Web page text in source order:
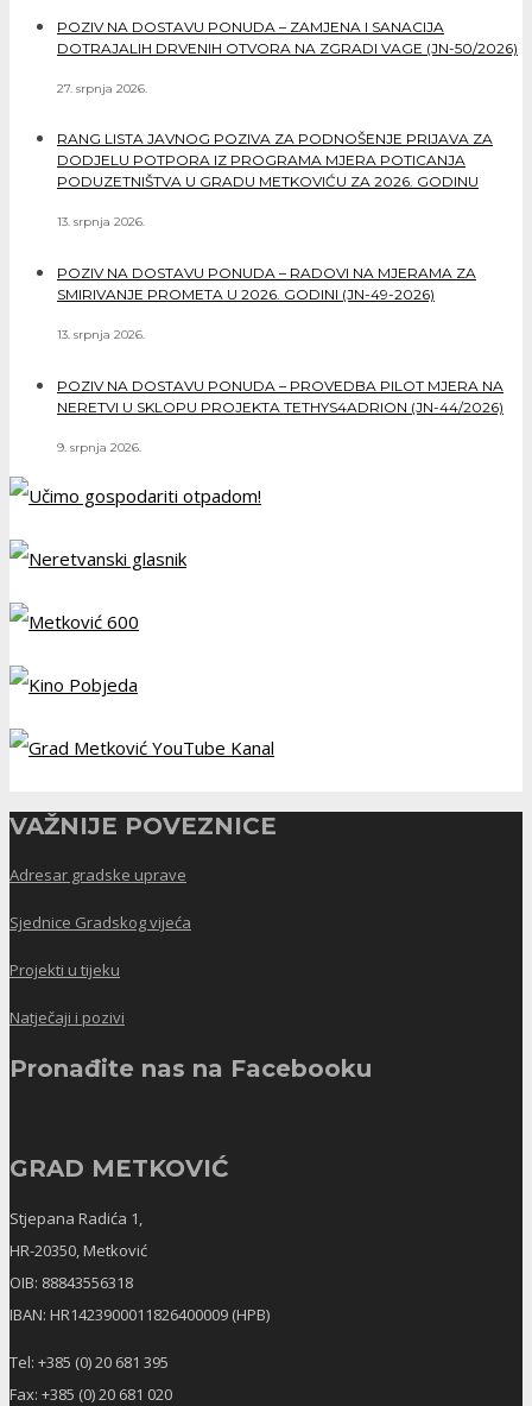
POZIV NA DOSTAVU PONUDA – ZAMJENA I SANACIJA
DOTRAJALIH DRVENIH OTVORA NA ZGRADI VAGE (JN-50/2026)
27. srpnja 2026.
RANG LISTA JAVNOG POZIVA ZA PODNOŠENJE PRIJAVA ZA
DODJELU POTPORA IZ PROGRAMA MJERA POTICANJA
PODUZETNIŠTVA U GRADU METKOVIĆU ZA 2026. GODINU
13. srpnja 2026.
POZIV NA DOSTAVU PONUDA – RADOVI NA MJERAMA ZA
SMIRIVANJE PROMETA U 2026. GODINI (JN-49-2026)
13. srpnja 2026.
POZIV NA DOSTAVU PONUDA – PROVEDBA PILOT MJERA NA
NERETVI U SKLOPU PROJEKTA TETHYS4ADRION (JN-44/2026)
9. srpnja 2026.
VAŽNIJE POVEZNICE
Adresar gradske uprave
Sjednice Gradskog vijeća
Projekti u tijeku
Natječaji i pozivi
Pronađite nas na Facebooku
GRAD METKOVIĆ
Stjepana Radića 1,
HR-20350, Metković
OIB: 88843556318
IBAN: HR1423900011826400009 (HPB)
Tel: +385 (0) 20 681 395
Fax: +385 (0) 20 681 020